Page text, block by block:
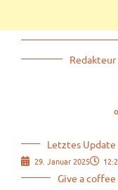
Redakteur
Letztes Update
29. Januar 2025
Give a coffee